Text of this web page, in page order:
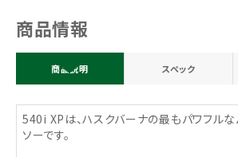
商品情報
商品説明 スペック
540i XPは、ハスクバーナの最もパワフルな
ソーです。